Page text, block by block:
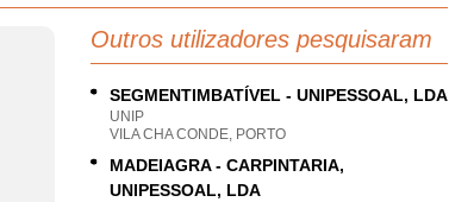
Outros utilizadores pesquisaram
SEGMENTIMBATÍVEL - UNIPESSOAL, LDA
UNIP
VILA CHA CONDE, PORTO
MADEIAGRA - CARPINTARIA,
UNIPESSOAL, LDA